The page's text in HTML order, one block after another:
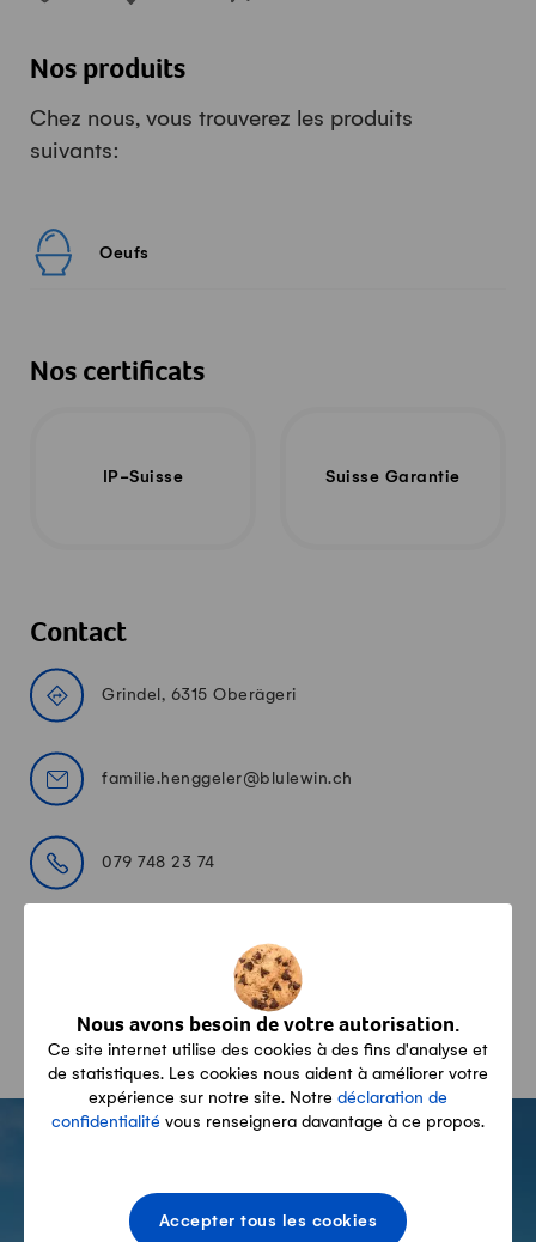
Nous avons besoin de votre autorisation.
Ce site internet utilise des cookies à des fins d'analyse et
de statistiques. Les cookies nous aident à améliorer votre
expérience sur notre site. Notre déclaration de
confidentialité vous renseignera davantage à ce propos.
Accepter tous les cookies
Nos produits
Chez nous, vous trouverez les produits
suivants:
Oeufs
Nos certificats
IP-Suisse Suisse Garantie
Contact
Grindel, 6315 Oberägeri
familie.henggeler@blulewin.ch
079 748 23 74
Toutes les informations sont fournies sans garantie quant
à leur exhaustivité, leur véracité et leur actualité.
L'UNIVERS DU LAIT